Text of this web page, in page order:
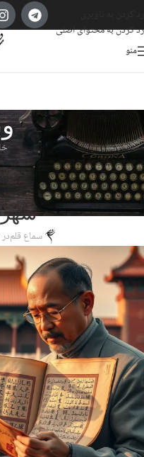
رد کردن به محتوای اصلی
منو
جستجوی اسناد و
شهر
سماع قلمدر